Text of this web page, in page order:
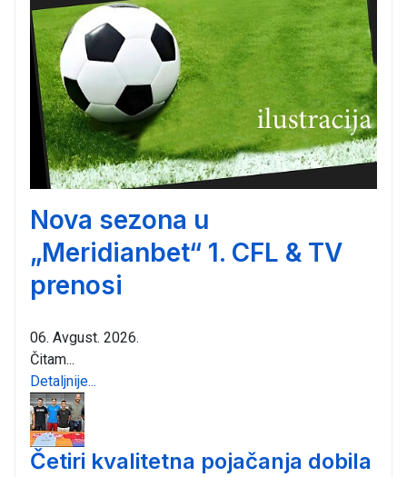
Nova sezona u
„Meridianbet“ 1. CFL & TV
prenosi
06. Avgust. 2026.
Čitam...
Detaljnije...
Četiri kvalitetna pojačanja dobila